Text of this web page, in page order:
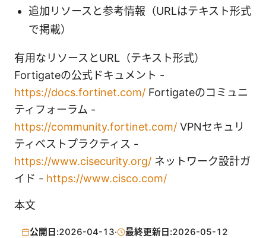
追加リソースと参考情報（URLはテキスト形式
で掲載）
有用なリソースとURL（テキスト形式）
Fortigateの公式ドキュメント -
https://docs.fortinet.com/ Fortigateのコミュニ
ティフォーラム -
https://community.fortinet.com/ VPNセキュリ
ティベストプラクティス -
https://www.cisecurity.org/ ネットワーク設計ガ
イド - https://www.cisco.com/
本文
公開日:2026-04-13· 最終更新日:2026-05-12